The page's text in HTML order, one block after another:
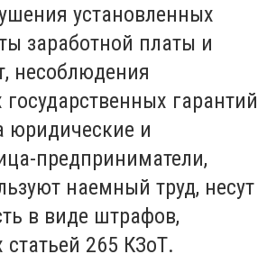
установленных
заработной платы и
несоблюдения
гарантий
юридические и
предприниматели,
наемный труд, несут
в виде штрафов,
265 КЗоТ.